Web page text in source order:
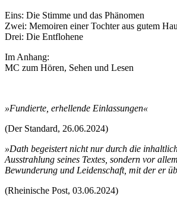
Eins: Die Stimme und das Phänomen
Zwei: Memoiren einer Tochter aus gutem
Drei: Die Entflohene
Im Anhang:
MC zum Hören, Sehen und Lesen
»Fundierte, erhellende Einlassungen«
(Der Standard, 26.06.2024)
»Dath begeistert nicht nur durch die
Ausstrahlung seines Textes, sondern vor
Bewunderung und Leidenschaft, mit der er
(Rheinische Post, 03.06.2024)